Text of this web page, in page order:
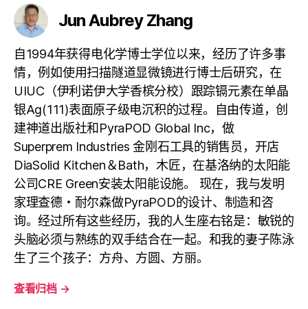
Jun Aubrey Zhang
自1994年获得电化学博士学位以来，经历了许多事
情，例如使用扫描隧道显微镜进行博士后研究，在
UIUC（伊利诺伊大学香槟分校）跟踪镉元素在单晶
银Ag(111)表面原子级电沉积的过程。自由传道，创
建神道出版社和PyraPOD Global Inc，做
Superprem Industries 金刚石工具的销售员，开店
DiaSolid Kitchen＆Bath，木匠，在基洛纳的太阳能
公司CRE Green安装太阳能设施。 现在，我与发明
家理查德・耐尔森做PyraPOD的设计、制造和咨
询。经过所有这些经历，我的人生座右铭是：敏锐的
头脑必须与熟练的双手结合在一起。和我的妻子陈泳
生了三个孩子：方舟、方圆、方丽。
查看归档 →